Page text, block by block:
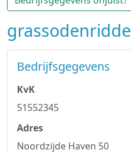
Bedrijfsgegevens
KvK
51552345
Adres
Noordzijde Haven 50